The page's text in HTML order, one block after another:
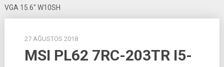
VGA 15.6″ W10SH
27 AĞUSTOS 2018
MSI PL62 7RC-203TR I5-